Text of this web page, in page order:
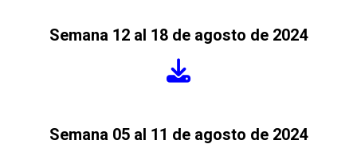
Semana 12 al 18 de agosto de 2024
Semana 05 al 11 de agosto de 2024